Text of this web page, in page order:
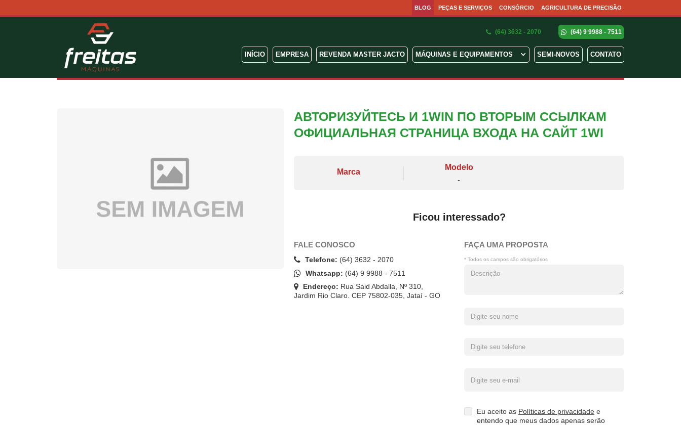
BLOG PEÇAS E SERVIÇOS CONSÓRCIO AGRICULTURA DE PRECISÃO
(64) 3632 - 2070 (64) 9 9988 - 7511
INÍCIO EMPRESA REVENDA MASTER JACTO MÁQUINAS E EQUIPAMENTOS SEMI-NOVOS CONTATO
АВТОРИЗУЙТЕСЬ И 1WIN ПО ВТОРЫМ ССЫЛКАМ
ОФИЦИАЛЬНАЯ СТРАНИЦА ВХОДА НА САЙТ 1WI
Marca
Modelo
-
Ficou interessado?
FALE CONOSCO
Telefone: (64) 3632 - 2070
Whatsapp: (64) 9 9988 - 7511
Endereço: Rua Said Abdalla, Nº 310,
Jardim Rio Claro. CEP 75802-035, Jataí - GO
FAÇA UMA PROPOSTA
* Todos os campos são obrigatórios
Eu aceito as Políticas de privacidade e
entendo que meus dados apenas serão